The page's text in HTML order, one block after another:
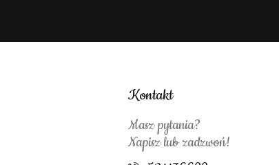
Kontakt
Masz pytania?
Napisz lub zadzwoń!